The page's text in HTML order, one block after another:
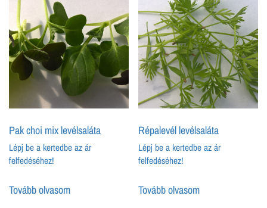
Pak choi mix levélsaláta
Lépj be a kertedbe az ár
felfedéséhez!
Tovább olvasom
Répalevél levélsaláta
Lépj be a kertedbe az ár
felfedéséhez!
Tovább olvasom